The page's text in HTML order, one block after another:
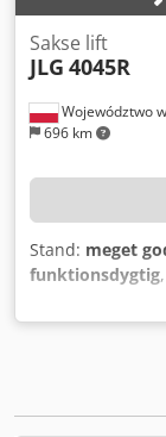
Województwo
696 km
Sakse lift
JLG 4045R
Stand: meget
funktionsdygtig
kg,
salg til højeste
350 kg Arbejds-/